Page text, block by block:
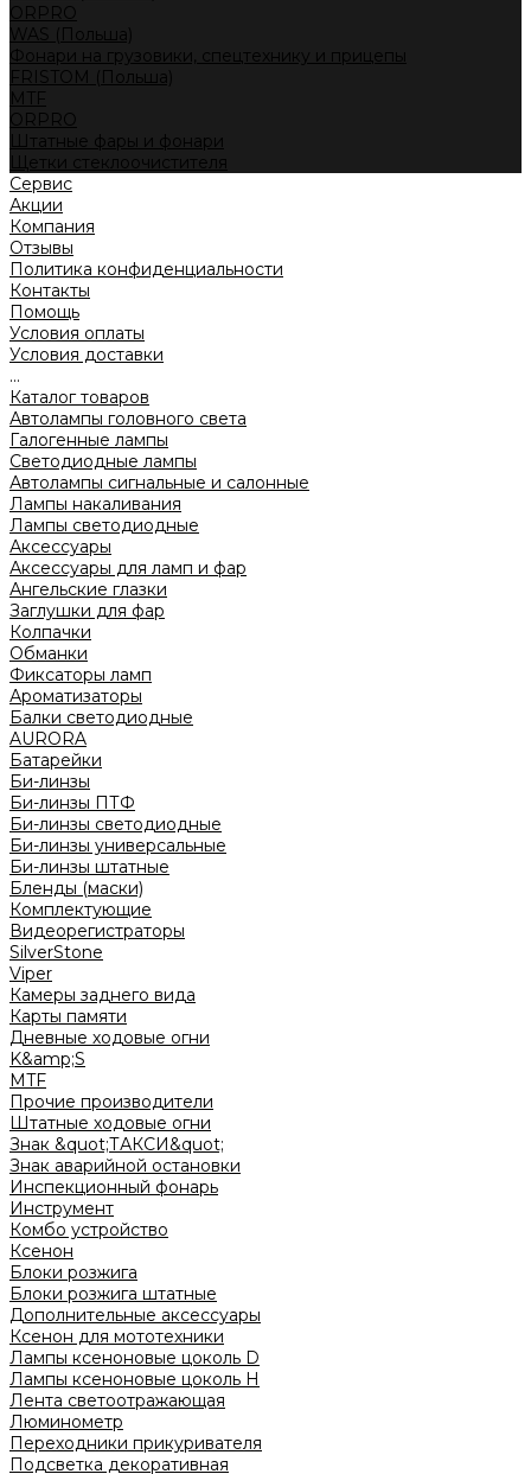
ORPRO
WAS (Польша)
Фонари на грузовики, спецтехнику и прицепы
FRISTOM (Польша)
MTF
ORPRO
Штатные фары и фонари
Щетки стеклоочистителя
Сервис
Акции
Компания
Отзывы
Политика конфиденциальности
Контакты
Помощь
Условия оплаты
Условия доставки
...
Каталог товаров
Автолампы головного света
Галогенные лампы
Светодиодные лампы
Автолампы сигнальные и салонные
Лампы накаливания
Лампы светодиодные
Аксессуары
Аксессуары для ламп и фар
Ангельские глазки
Заглушки для фар
Колпачки
Обманки
Фиксаторы ламп
Ароматизаторы
Балки светодиодные
AURORA
Батарейки
Би-линзы
Би-линзы ПТФ
Би-линзы светодиодные
Би-линзы универсальные
Би-линзы штатные
Бленды (маски)
Комплектующие
Видеорегистраторы
SilverStone
Viper
Камеры заднего вида
Карты памяти
Дневные ходовые огни
K&amp;S
MTF
Прочие производители
Штатные ходовые огни
Знак &quot;ТАКСИ&quot;
Знак аварийной остановки
Инспекционный фонарь
Инструмент
Комбо устройство
Ксенон
Блоки розжига
Блоки розжига штатные
Дополнительные аксессуары
Ксенон для мототехники
Лампы ксеноновые цоколь D
Лампы ксеноновые цоколь H
Лента светоотражающая
Люминометр
Переходники прикуривателя
Подсветка декоративная